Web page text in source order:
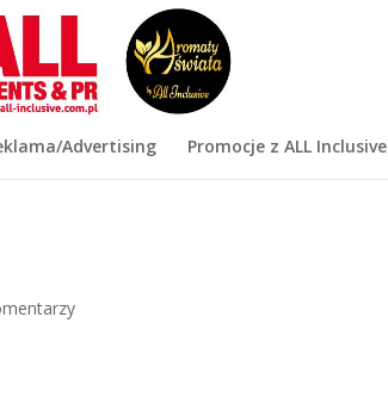
Advertising Promocje z ALL Inclusive